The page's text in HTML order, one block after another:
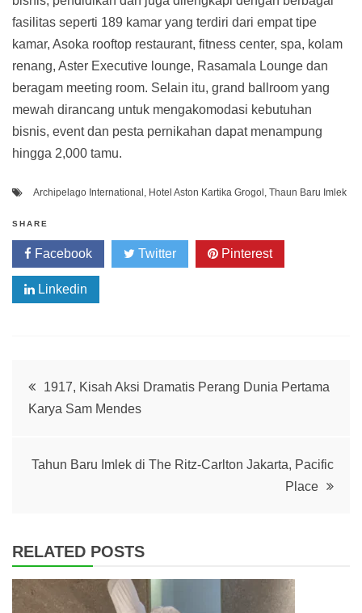
fasilitas seperti 189 kamar yang terdiri dari empat tipe
kamar, Asoka rooftop restaurant, fitness center, spa, kolam
renang, Aster Executive lounge, Rasamala Lounge dan
beragam meeting room. Selain itu, grand ballroom yang
mewah dirancang untuk mengakomodasi kebutuhan
bisnis, event dan pesta pernikahan dapat menampung
hingga 2,000 tamu.
Archipelago International , Hotel Aston Kartika Grogol , Thaun Baru Imlek
SHARE
Facebook Twitter Pinterest
Linkedin
Post
navigation
1917, Kisah Aksi Dramatis Perang Dunia Pertama
Karya Sam Mendes
Tahun Baru Imlek di The Ritz-Carlton Jakarta, Pacific
Place
RELATED POSTS